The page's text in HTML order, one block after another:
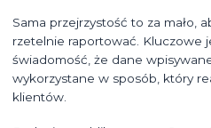
Sama przejrzystość to za mało,
rzetelnie raportować. Kluczowe
świadomość, że dane
wykorzystane w sposób, który
klientów.